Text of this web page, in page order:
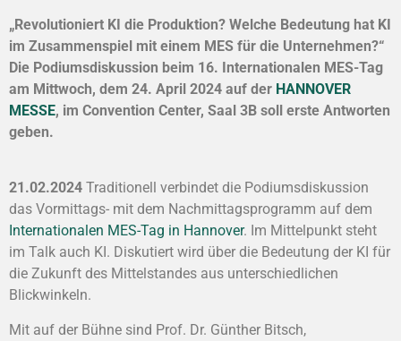
„Revolutioniert KI die Produktion? Welche Bedeutung hat KI
im Zusammenspiel mit einem MES für die Unternehmen?“
Die Podiumsdiskussion beim 16. Internationalen MES-Tag
am Mittwoch, dem 24. April 2024 auf der HANNOVER
MESSE, im Convention Center, Saal 3B soll erste Antworten
geben.
21.02.2024 Traditionell verbindet die Podiumsdiskussion
das Vormittags- mit dem Nachmittagsprogramm auf dem
Internationalen MES-Tag in Hannover. Im Mittelpunkt steht
im Talk auch KI. Diskutiert wird über die Bedeutung der KI für
die Zukunft des Mittelstandes aus unterschiedlichen
Blickwinkeln.
Mit auf der Bühne sind Prof. Dr. Günther Bitsch,